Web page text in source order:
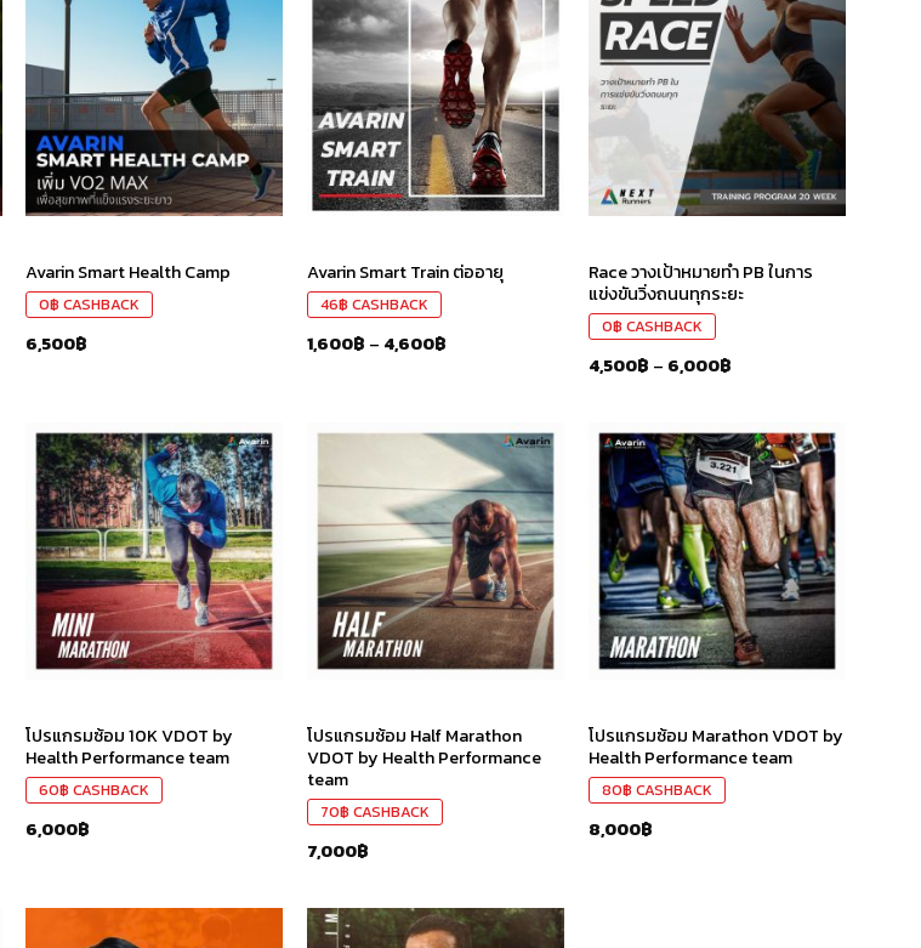
ที่ชอบ
Avarin Smart Health Camp
0฿ CASHBACK
6,500฿
เก็บ
ใน
สินค้า
ที่ชอบ
Avarin Smart Train ต่ออายุ
46฿ CASHBACK
1,600฿ – 4,600฿
เก็บ
ใน
สินค้า
ที่ชอบ
Race วางเป้าหมายทำ PB ในการ
แข่งขันวิ่งถนนทุกระยะ
0฿ CASHBACK
4,500฿ – 6,000฿
เก็บ
ใน
สินค้า
ที่ชอบ
โปรแกรมซ้อม 10K VDOT by
Health Performance team
60฿ CASHBACK
6,000฿
เก็บ
ใน
สินค้า
ที่ชอบ
โปรแกรมซ้อม Half Marathon
VDOT by Health Performance
team
70฿ CASHBACK
7,000฿
เก็บ
ใน
สินค้า
ที่ชอบ
โปรแกรมซ้อม Marathon VDOT by
Health Performance team
80฿ CASHBACK
8,000฿